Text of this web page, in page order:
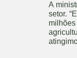
A
setor.